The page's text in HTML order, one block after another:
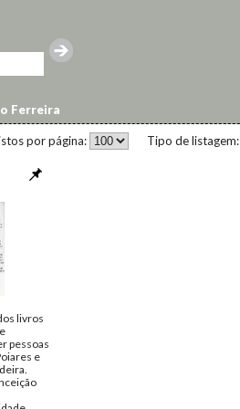
Ferreira
Tipo de listagem:
por página:
livros
pessoas
e